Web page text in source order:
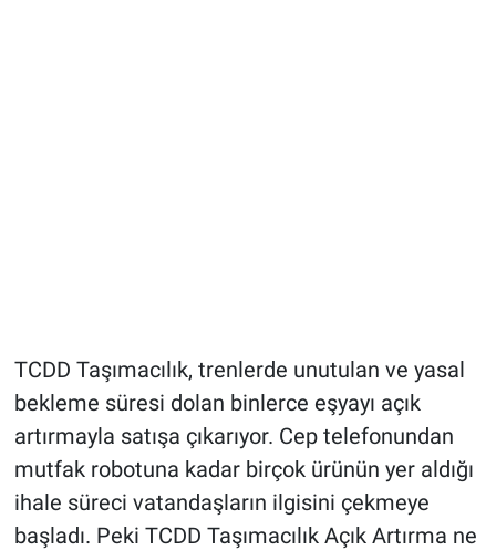
TCDD Taşımacılık, trenlerde unutulan ve yasal
bekleme süresi dolan binlerce eşyayı açık
artırmayla satışa çıkarıyor. Cep telefonundan
mutfak robotuna kadar birçok ürünün yer aldığı
ihale süreci vatandaşların ilgisini çekmeye
başladı. Peki TCDD Taşımacılık Açık Artırma ne